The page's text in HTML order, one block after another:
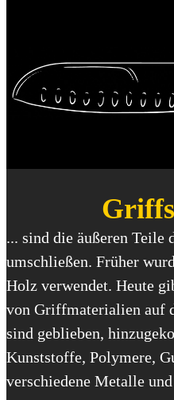
... sind die äußeren
umschließen. Früher
Holz verwendet. Heute
von Griffmaterialien auf
sind geblieben,
Kunststoffe, Polymere,
verschiedene Metalle